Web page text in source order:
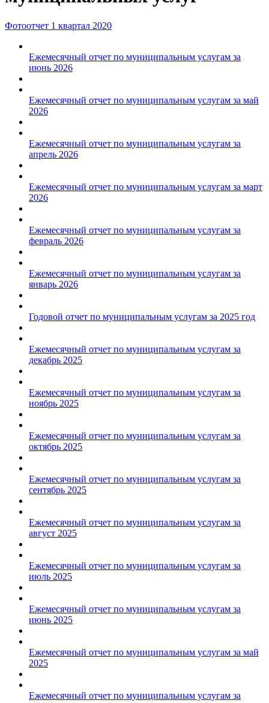
Фотоотчет 1 квартал 2020
Ежемесячный отчет по муниципальным услугам за
июнь 2026
Ежемесячный отчет по муниципальным услугам за май
2026
Ежемесячный отчет по муниципальным услугам за
апрель 2026
Ежемесячный отчет по муниципальным услугам за март
2026
Ежемесячный отчет по муниципальным услугам за
февраль 2026
Ежемесячный отчет по муниципальным услугам за
январь 2026
Годовой отчет по муниципальным услугам за 2025 год
Ежемесячный отчет по муниципальным услугам за
декабрь 2025
Ежемесячный отчет по муниципальным услугам за
ноябрь 2025
Ежемесячный отчет по муниципальным услугам за
октябрь 2025
Ежемесячный отчет по муниципальным услугам за
сентябрь 2025
Ежемесячный отчет по муниципальным услугам за
август 2025
Ежемесячный отчет по муниципальным услугам за
июль 2025
Ежемесячный отчет по муниципальным услугам за
июнь 2025
Ежемесячный отчет по муниципальным услугам за май
2025
Ежемесячный отчет по муниципальным услугам за